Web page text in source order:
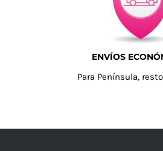
ENVÍOS
Para Península,